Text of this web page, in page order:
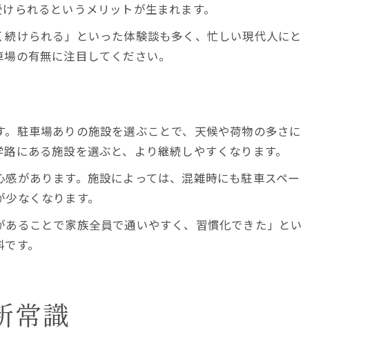
られるというメリットが生まれます。
けられる」といった体験談も多く、忙しい現代人にと
の有無に注目してください。
駐車場ありの施設を選ぶことで、天候や荷物の多さに
にある施設を選ぶと、より継続しやすくなります。
があります。施設によっては、混雑時にも駐車スペー
なくなります。
ることで家族全員で通いやすく、習慣化できた」とい
す。
常識